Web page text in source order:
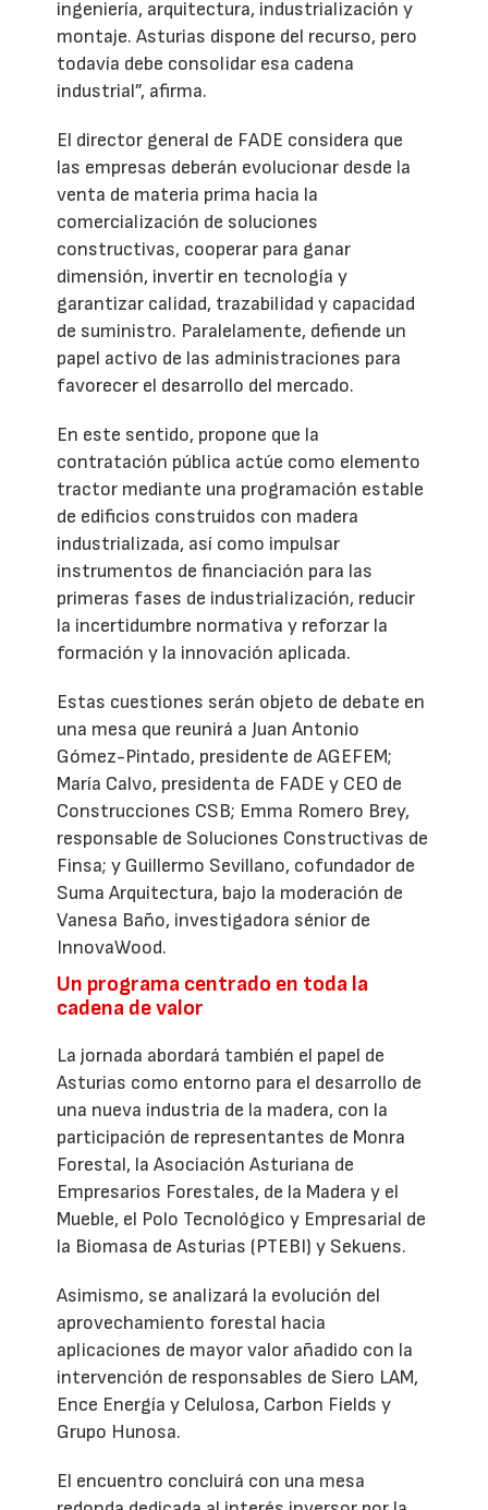
ingeniería, arquitectura, industrialización y
montaje. Asturias dispone del recurso, pero
todavía debe consolidar esa cadena
industrial”, afirma.
El director general de FADE considera que
las empresas deberán evolucionar desde la
venta de materia prima hacia la
comercialización de soluciones
constructivas, cooperar para ganar
dimensión, invertir en tecnología y
garantizar calidad, trazabilidad y capacidad
de suministro. Paralelamente, defiende un
papel activo de las administraciones para
favorecer el desarrollo del mercado.
En este sentido, propone que la
contratación pública actúe como elemento
tractor mediante una programación estable
de edificios construidos con madera
industrializada, así como impulsar
instrumentos de financiación para las
primeras fases de industrialización, reducir
la incertidumbre normativa y reforzar la
formación y la innovación aplicada.
Estas cuestiones serán objeto de debate en
una mesa que reunirá a Juan Antonio
Gómez-Pintado, presidente de AGEFEM;
María Calvo, presidenta de FADE y CEO de
Construcciones CSB; Emma Romero Brey,
responsable de Soluciones Constructivas de
Finsa; y Guillermo Sevillano, cofundador de
Suma Arquitectura, bajo la moderación de
Vanesa Baño, investigadora sénior de
InnovaWood.
Un programa centrado en toda la
cadena de valor
La jornada abordará también el papel de
Asturias como entorno para el desarrollo de
una nueva industria de la madera, con la
participación de representantes de Monra
Forestal, la Asociación Asturiana de
Empresarios Forestales, de la Madera y el
Mueble, el Polo Tecnológico y Empresarial de
la Biomasa de Asturias (PTEBI) y Sekuens.
Asimismo, se analizará la evolución del
aprovechamiento forestal hacia
aplicaciones de mayor valor añadido con la
intervención de responsables de Siero LAM,
Ence Energía y Celulosa, Carbon Fields y
Grupo Hunosa.
El encuentro concluirá con una mesa